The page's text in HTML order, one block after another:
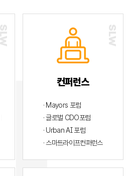
컨퍼런스
· Mayors 포럼
· 글로벌 CDO포럼
· Urban AI 포럼
· 스마트라이프컨퍼런스